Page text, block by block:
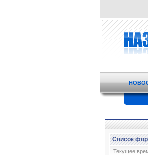
Список
Текущее